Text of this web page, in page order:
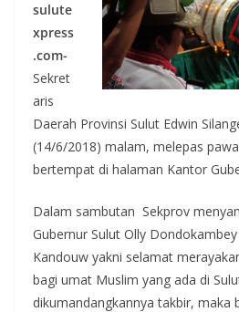
sulute
xpress
.com-
Sekret
aris
Daerah Provinsi Sulut Edwin
(14/6/2018) malam, melepas
bertempat di halaman Kantor
Dalam sambutan Sekprov
Gubernur Sulut Olly
Kandouw yakni selamat
bagi umat Muslim yang ada di
dikumandangkannya takbir, maka